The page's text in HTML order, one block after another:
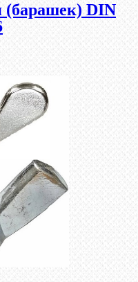
(барашек) DIN